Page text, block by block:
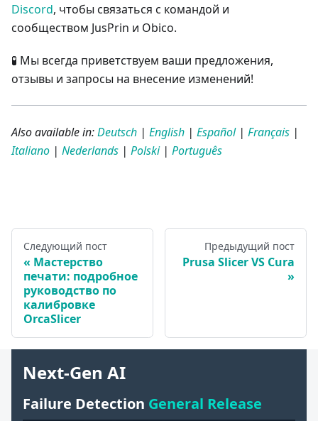
Discord, чтобы связаться с командой и
сообществом JusPrin и Obico.
🧪 Мы всегда приветствуем ваши предложения,
отзывы и запросы на внесение изменений!
Also available in:Deutsch | English | Español| Français |
Italiano | Nederlands | Polski| Português
Следующий пост
Мастерство
печати: подробное
руководство по
калибровке
OrcaSlicer
Предыдущий пост
Prusa Slicer VS Cura
Next-Gen AI
Failure Detection General Release